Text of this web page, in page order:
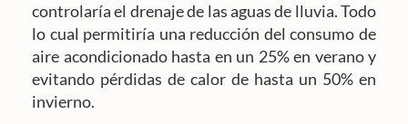
controlaría el drenaje de las aguas de lluvia. Todo
lo cual permitiría una reducción del consumo de
aire acondicionado hasta en un 25% en verano y
evitando pérdidas de calor de hasta un 50% en
invierno.